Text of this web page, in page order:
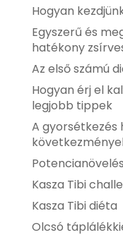
Hogyan
Egyszerű és
hatékony
Az első számú
Hogyan érj el
legjobb tippek
A gyorsétkezés
Kasza Tibi
Kasza Tibi diéta
Olcsó